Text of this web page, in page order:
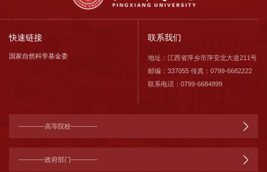
快速链接
国家自然科学基金委
联系我们
地址：江西省萍乡市萍安北大道211号
邮编：337055 传真：0799-6682222
联系电话：0799-6684899
————高等院校————
————政府部门————